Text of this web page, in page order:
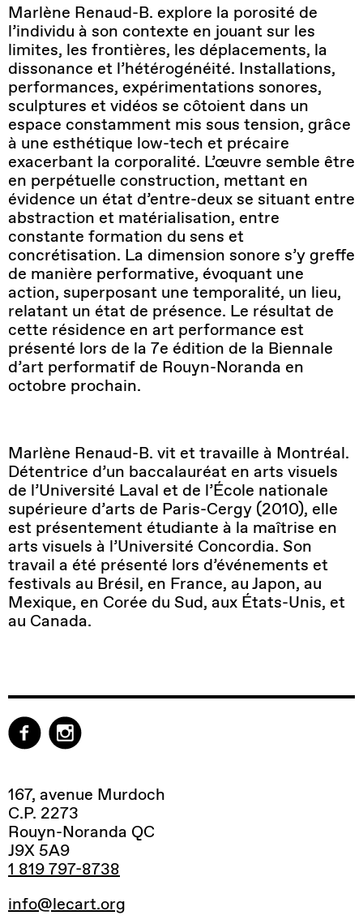
Marlène Renaud-B. explore la porosité de
l’individu à son contexte en jouant sur les
limites, les frontières, les déplacements, la
dissonance et l’hétérogénéité. Installations,
performances, expérimentations sonores,
sculptures et vidéos se côtoient dans un
espace constamment mis sous tension, grâce
à une esthétique low-tech et précaire
exacerbant la corporalité. L’œuvre semble être
en perpétuelle construction, mettant en
évidence un état d’entre-deux se situant entre
abstraction et matérialisation, entre
constante formation du sens et
concrétisation. La dimension sonore s’y greffe
de manière performative, évoquant une
action, superposant une temporalité, un lieu,
relatant un état de présence. Le résultat de
cette résidence en art performance est
présenté lors de la 7e édition de la Biennale
d’art performatif de Rouyn-Noranda en
octobre prochain.
Marlène Renaud-B. vit et travaille à Montréal.
Détentrice d’un baccalauréat en arts visuels
de l’Université Laval et de l’École nationale
supérieure d’arts de Paris-Cergy (2010), elle
est présentement étudiante à la maîtrise en
arts visuels à l’Université Concordia. Son
travail a été présenté lors d’événements et
festivals au Brésil, en France, au Japon, au
Mexique, en Corée du Sud, aux États-Unis, et
au Canada.
167, avenue Murdoch
C.P. 2273
Rouyn-Noranda QC
J9X 5A9
1 819 797-8738
info@lecart.org